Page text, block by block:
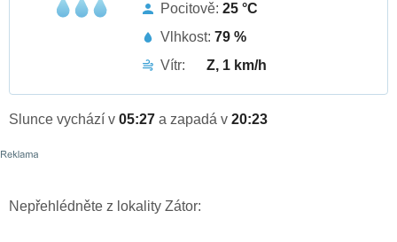
Pocitově: 25 °C
Vlhkost: 79 %
Vítr:
Z, 1 km/h
Slunce vychází v 05:27 a zapadá v 20:23
Nepřehlédněte z lokality Zátor: